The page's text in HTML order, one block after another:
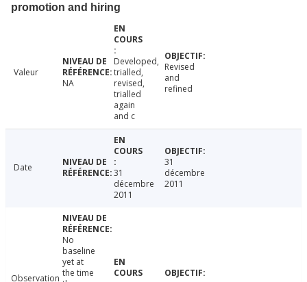
promotion and hiring
Valeur
NA
Developed,
trialled,
revised,
trialled
again
and c
Revised
and
refined
Date
31
décembre
2011
31
décembre
2011
Observation
No
baseline
yet at
the time